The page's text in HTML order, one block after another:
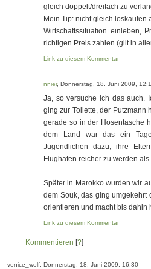
gleich doppelt/dreifach zu
Mein Tip: nicht gleich loskaufen
Wirtschaftssituation einleben,
richtigen Preis zahlen (gilt in
Link zu diesem Kommentar
nnier, Donnerstag, 18. Juni 2009,
Ja, so versuche ich das auch.
ging zur Toilette, der Putzmann
gerade so in der Hosentasche
dem Land war das ein
Jugendlichen dazu, ihre
Flughafen reicher zu werden als
Später in Marokko wurden wir
dem Souk, das ging umgekehrt
orientieren und macht bis dahin
Link zu diesem Kommentar
Kommentieren [?]
venice_wolf, Donnerstag, 18. Juni 2009, 16:30